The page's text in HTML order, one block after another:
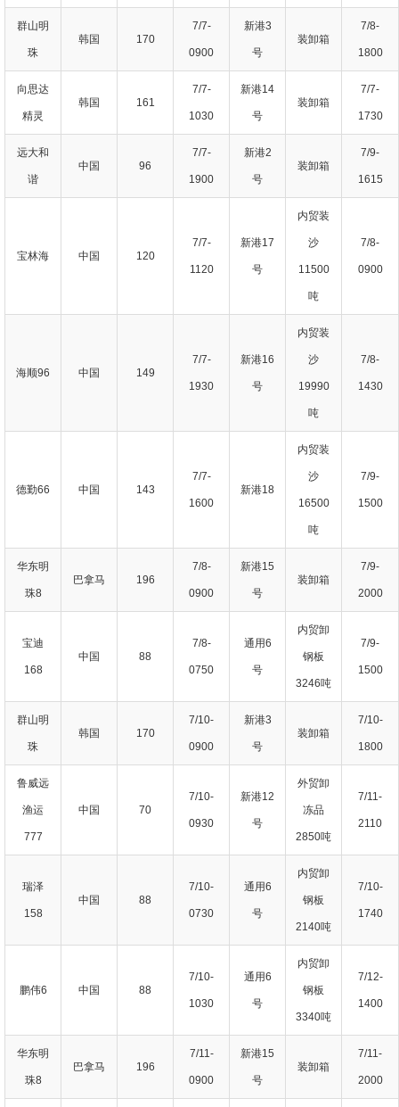
群山明
珠
韩国 170
7/7-
0900
新港3
号
装卸箱
7/8-
1800
向思达
精灵
韩国 161
7/7-
1030
新港14
号
装卸箱
7/7-
1730
远大和
谐
中国 96
7/7-
1900
新港2
号
装卸箱
7/9-
1615
宝林海 中国 120
7/7-
1120
新港17
号
内贸装
沙
11500
吨
7/8-
0900
海顺96 中国 149
7/7-
1930
新港16
号
内贸装
沙
19990
吨
7/8-
1430
德勤66 中国 143
7/7-
1600
新港18
内贸装
沙
16500
吨
7/9-
1500
华东明
珠8
巴拿马 196
7/8-
0900
新港15
号
装卸箱
7/9-
2000
宝迪
168
中国 88
7/8-
0750
通用6
号
内贸卸
钢板
3246吨
7/9-
1500
群山明
珠
韩国 170
7/10-
0900
新港3
号
装卸箱
7/10-
1800
鲁威远
渔运
777
中国 70
7/10-
0930
新港12
号
外贸卸
冻品
2850吨
7/11-
2110
瑞泽
158
中国 88
7/10-
0730
通用6
号
内贸卸
钢板
2140吨
7/10-
1740
鹏伟6 中国 88
7/10-
1030
通用6
号
内贸卸
钢板
3340吨
7/12-
1400
华东明
珠8
巴拿马 196
7/11-
0900
新港15
号
装卸箱
7/11-
2000